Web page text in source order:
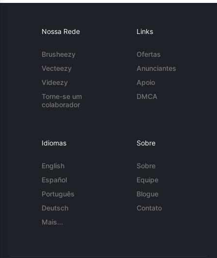
Nossa Rede
Brusheezy
Vecteezy
Videezy
Torne-se um
colaborador
Links
Ofertas
Anunciantes
Apoio
DMCA
Idiomas
English
Español
Português
Deutsch
Mais...
Sobre
Sobre
Equipe
Blogue
Contato